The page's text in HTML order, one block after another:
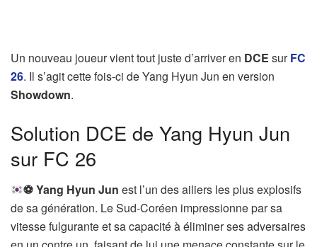
Un nouveau joueur vient tout juste d’arriver en DCE surFC
26. Il s’agit cette fois-ci de Yang Hyun Jun en version
Showdown.
Solution DCE de Yang Hyun Jun
sur FC 26
⚽Yang Hyun Jun est l’un des ailiers les plus explosifs
de sa génération. Le Sud-Coréen impressionne par sa
vitesse fulgurante et sa capacité à éliminer ses adversaires